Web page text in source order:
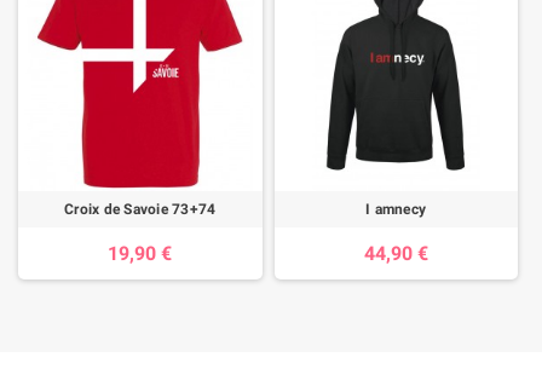
Croix de Savoie 73+74
19,90 €
I amnecy
44,90 €